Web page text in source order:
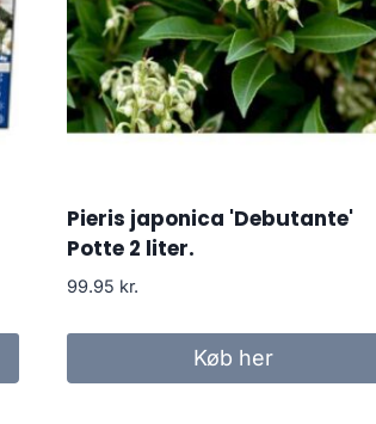
Pieris japonica 'Debutante'
Potte 2 liter.
99.95 kr.
Køb her